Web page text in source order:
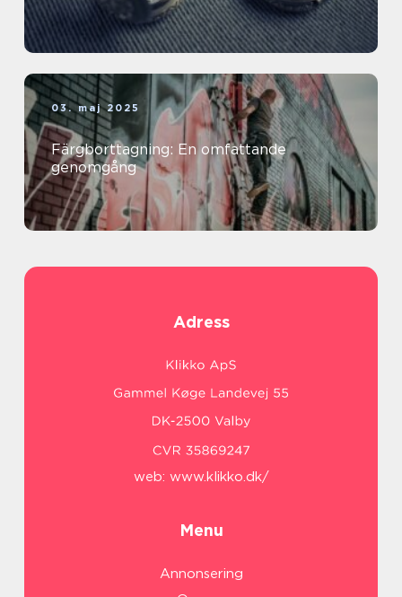
03. maj 2025
Färgborttagning: En omfattande
genomgång
Adress
web: www.klikko.dk/
Menu
Annonsering